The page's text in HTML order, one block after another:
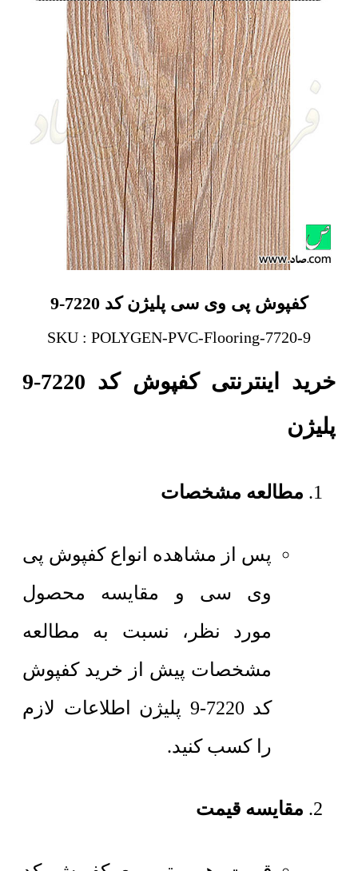
کفپوش پی وی سی پلیژن کد 7220-9
SKU : POLYGEN-PVC-Flooring-7720-9
خرید اینترنتی کفپوش کد 7220-9
پلیژن
مطالعه مشخصات
پس از مشاهده انواع کفپوش پی
وی سی و مقایسه محصول
مورد نظر، نسبت به مطالعه
مشخصات پیش از خرید کفپوش
کد 7220-9 پلیژن اطلاعات لازم
را کسب کنید.
مقایسه قیمت